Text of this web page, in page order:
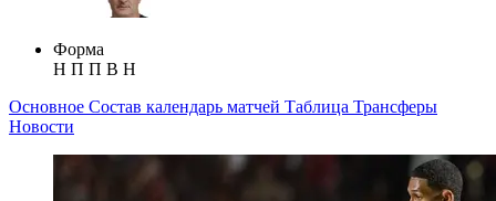
Форма
Н П П В Н
Основное Состав календарь матчей Таблица Трансферы
Новости